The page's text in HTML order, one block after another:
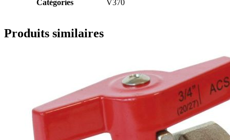
Catégories V370
Produits similaires